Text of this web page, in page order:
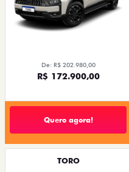
De: R$ 202.980,00
R$ 172.900,00
Quero agora!
TORO